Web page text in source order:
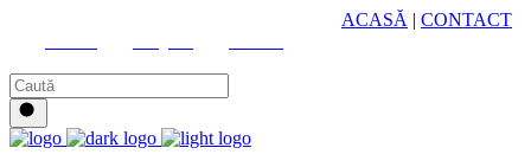
ACASĂ | CONTACT